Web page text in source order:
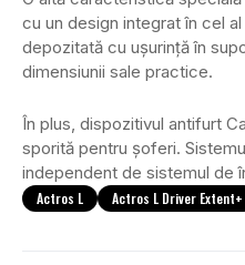
cu un design integrat în cel
depozitată cu ușurință în
dimensiunii sale practice.
În plus, dispozitivul antifurt
sporită pentru șoferi.
independent de sistemul de
Actros L Actros L Driver Extent+